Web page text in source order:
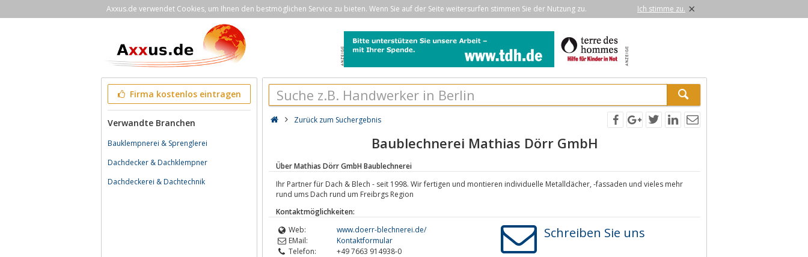
Axxus.de verwendet Cookies, um Ihnen den bestmöglichen Service zu bieten. Wenn Sie auf der Seite weitersurfen stimmen Sie der Nutzung zu. Ich stimme zu. ×
Firma kostenlos eintragen
Verwandte Branchen
Bauklempnerei & Sprenglerei
Dachdecker & Dachklempner
Dachdeckerei & Dachtechnik
Zurück zum Suchergebnis
Baublechnerei Mathias Dörr GmbH
Über Mathias Dörr GmbH Baublechnerei
Ihr Partner für Dach & Blech - seit 1998. Wir fertigen und montieren individuelle Metalldächer, -fassaden und vieles mehr
rund ums Dach rund um Freibrgs Region
Kontaktmöglichkeiten:
Web:
www.doerr-blechnerei.de/
EMail:
Kontaktformular
Telefon:
+49 7663 914938-0
Schreiben Sie uns